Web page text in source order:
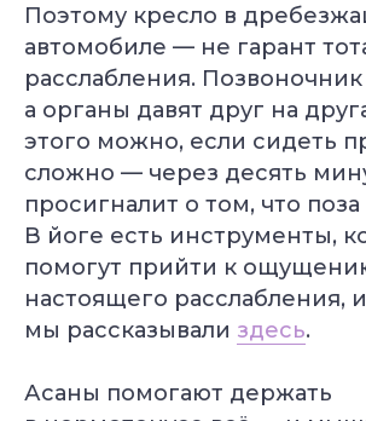
Поэтому кресло в
автомобиле — не гарант
расслабления. Позвоночник
а органы давят друг на
этого можно, если сидеть
сложно — через десять
просигналит о том, что
В йоге есть инструменты,
помогут прийти к
настоящего расслабления,
мы рассказывали здесь.
Асаны помогают держать